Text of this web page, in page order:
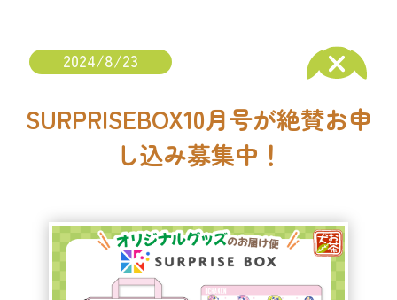
2024/8/23
SURPRISEBOX10月号が絶賛お申
し込み募集中！